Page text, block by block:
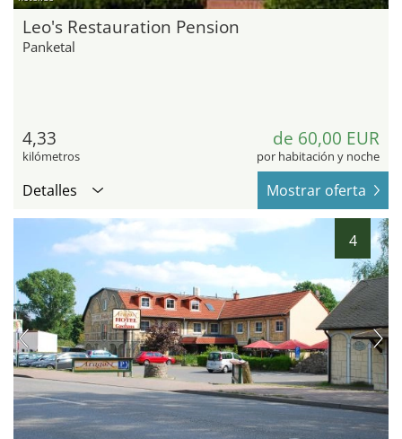
Leo's Restauration Pension
Panketal
4,33
kilómetros
de 60,00 EUR
por habitación y noche
Detalles Mostrar oferta
4